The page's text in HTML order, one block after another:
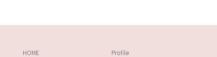
HOME
Profile